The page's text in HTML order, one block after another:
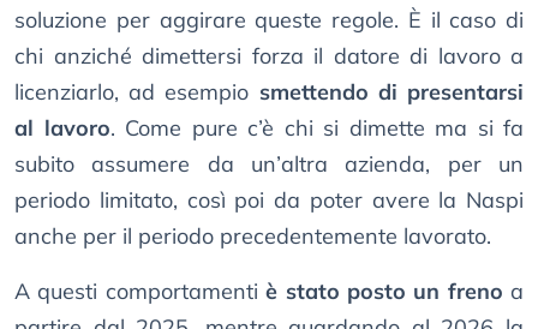
soluzione per aggirare queste regole. È il caso di
chi anziché dimettersi forza il datore di lavoro a
licenziarlo, ad esempio smettendo di presentarsi
al lavoro. Come pure c’è chi si dimette ma si fa
subito assumere da un’altra azienda, per un
periodo limitato, così poi da poter avere la Naspi
anche per il periodo precedentemente lavorato.
A questi comportamentiè stato posto un freno a